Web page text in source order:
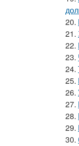
20.
21.
22.
23.
24.
25.
26.
27.
28.
29.
30.